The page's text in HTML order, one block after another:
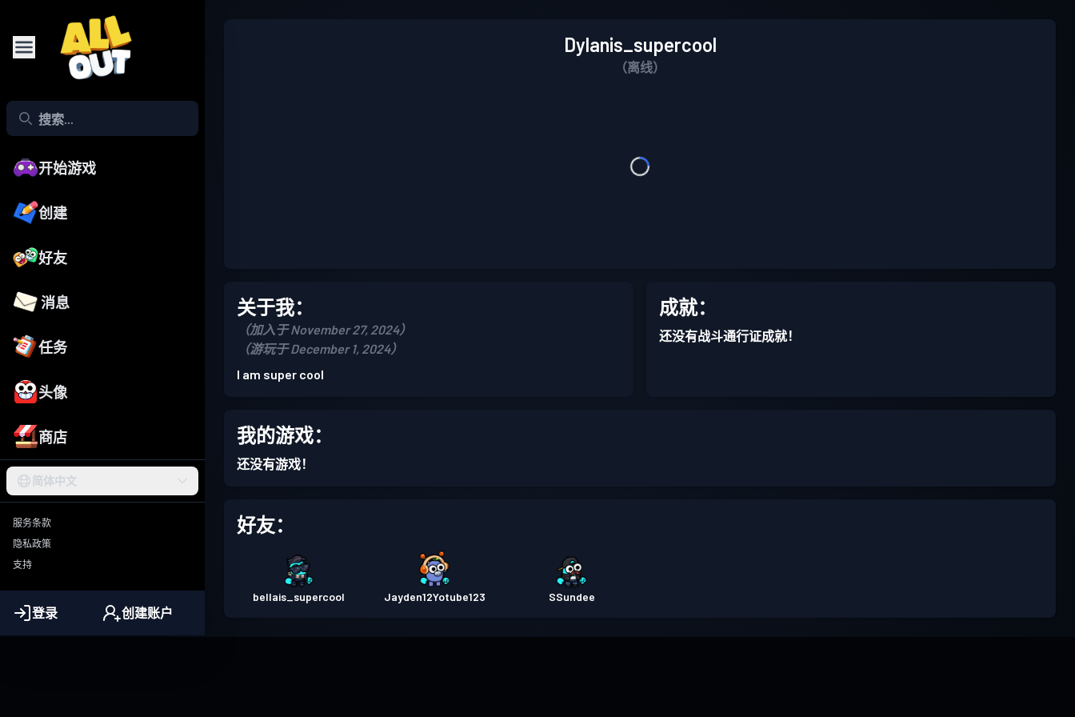
开始游戏
创建
好友
消息
任务
头像
商店
简体中文
服务条款
隐私政策
支持
登录 创建账户
Dylanis_supercool
（离线）
关于我：
（加入于 November 27, 2024）
（游玩于 December 1, 2024）
I am super cool
成就：
还没有战斗通行证成就！
我的游戏：
还没有游戏！
好友：
bellais_supercool Jayden12Yotube123 SSundee